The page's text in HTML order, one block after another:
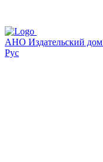
АНО Издательский дом
Рус